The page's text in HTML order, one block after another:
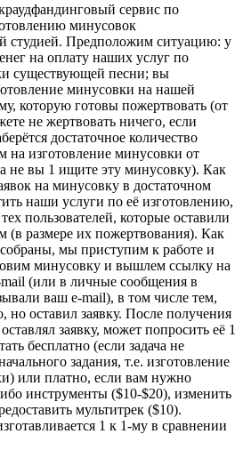
сервис по
минусовок
студией. Предположим ситуацию: у
на оплату наших услуг по
существующей песни; вы
минусовки на нашей
которую готовы пожертвовать (от
не жертвовать ничего, если
достаточное количество
на изготовление минусовки от
не вы 1 ищите эту минусовку). Как
на минусовку в достаточном
наши услуги по её изготовлению,
пользователей, которые оставили
(в размере их пожертвования). Как
собраны, мы приступим к работе и
минусовку и вышлем ссылку на
mail (или в личные сообщения в
ваш e-mail), в том числе тем,
но оставил заявку. После получения
заявку, может попросить её 1
бесплатно (если задача не
задания, т.е. изготовление
или платно, если вам нужно
инструменты ($10-$20), изменить
мультитрек ($10).
1 к 1-му в сравнении